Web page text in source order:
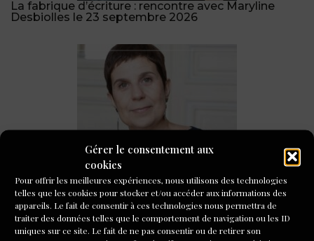
Gérer le consentement aux
cookies
Pour offrir les meilleures expériences, nous utilisons des technologies
telles que les cookies pour stocker et/ou accéder aux informations des
appareils. Le fait de consentir à ces technologies nous permettra de
traiter des données telles que le comportement de navigation ou les ID
uniques sur ce site. Le fait de ne pas consentir ou de retirer son
La fabrique d’écriture : rencontre avec Maryline
Desbiolles le 23 septembre 2026
Marianne Jaeglé : L’École du roman, deux ans pour